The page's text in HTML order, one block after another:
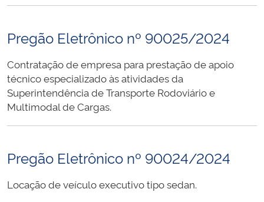
Pregão Eletrônico nº 90025/2024
Contratação de empresa para prestação de apoio
técnico especializado às atividades da
Superintendência de Transporte Rodoviário e
Multimodal de Cargas.
Pregão Eletrônico nº 90024/2024
Locação de veículo executivo tipo sedan.